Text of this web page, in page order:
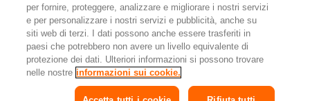
Impostazioni cookie
FR IT
per fornire, proteggere, analizzare e migliorare i nostri servizi
e per personalizzare i nostri servizi e pubblicità, anche su
siti web di terzi. I dati possono anche essere trasferiti in
paesi che potrebbero non avere un livello equivalente di
protezione dei dati. Ulteriori informazioni si possono trovare
nelle nostre informazioni sui cookie.